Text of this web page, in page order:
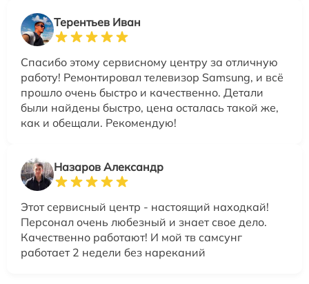
Терентьев Иван
Спасибо этому сервисному центру за отличную
работу! Ремонтировал телевизор Samsung, и всё
прошло очень быстро и качественно. Детали
были найдены быстро, цена осталась такой же,
как и обещали. Рекомендую!
Назаров Александр
Этот сервисный центр - настоящий находкай!
Персонал очень любезный и знает свое дело.
Качественно работают! И мой тв самсунг
работает 2 недели без нареканий